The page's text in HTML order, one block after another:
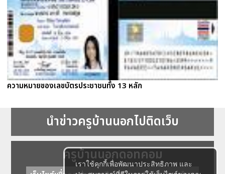
เราใช้คุกกี้เพื่อพัฒนาประสิทธิภาพ และ
ความหมายของเลขบัตรประชาชนทั้ง 13 หลัก
นำข่าวครูบ้านนอกไปติดเว็บ
ครูบ้านนอกดอทคอม